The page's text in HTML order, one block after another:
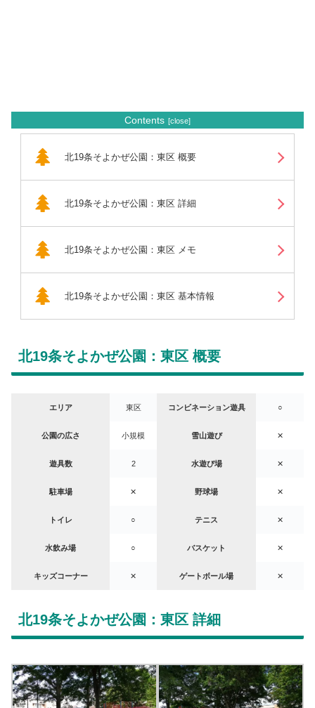
Contents
北19条そよかぜ公園：東区 概要
北19条そよかぜ公園：東区 詳細
北19条そよかぜ公園：東区 メモ
北19条そよかぜ公園：東区 基本情報
北19条そよかぜ公園：東区 概要
エリア 東区 コンビネーション遊具 ○
公園の広さ 小規模 雪山遊び ✕
遊具数 2 水遊び場 ✕
駐車場 ✕ 野球場 ✕
トイレ ○ テニス ✕
水飲み場 ○ バスケット ✕
キッズコーナー ✕ ゲートボール場 ✕
北19条そよかぜ公園：東区 詳細